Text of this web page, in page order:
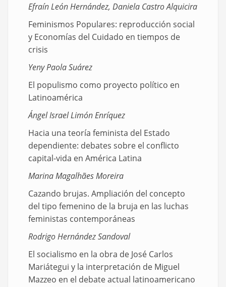
Efraín León Hernández, Daniela Castro Alquicira
Feminismos Populares: reproducción social
y Economías del Cuidado en tiempos de
crisis
Yeny Paola Suárez
El populismo como proyecto político en
Latinoamérica
Ángel Israel Limón Enríquez
Hacia una teoría feminista del Estado
dependiente: debates sobre el conflicto
capital-vida en América Latina
Marina Magalhães Moreira
Cazando brujas. Ampliación del concepto
del tipo femenino de la bruja en las luchas
feministas contemporáneas
Rodrigo Hernández Sandoval
El socialismo en la obra de José Carlos
Mariátegui y la interpretación de Miguel
Mazzeo en el debate actual latinoamericano